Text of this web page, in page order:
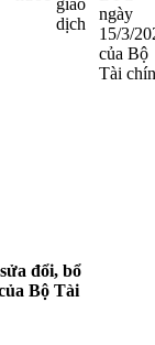
giao
dịch
ngày
15/3/
của Bộ
Tài
đổi, bổ
Bộ Tài